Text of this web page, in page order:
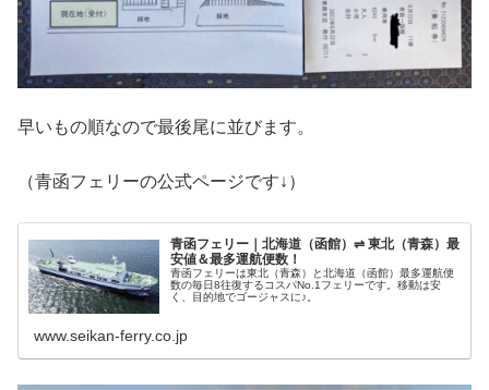
早いもの順なので最後尾に並びます。
（青函フェリーの公式ページです↓）
青函フェリー｜北海道（函館）⇌ 東北（青森）最
安値＆最多運航便数！
青函フェリーは東北（青森）と北海道（函館）最多運航便
数の毎日8往復するコスパNo.1フェリーです。移動は安
く、目的地でゴージャスに♪。
www.seikan-ferry.co.jp